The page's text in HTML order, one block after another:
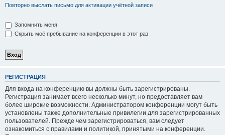
Повторно выслать письмо для активации учётной записи
Запомнить меня
Скрыть моё пребывание на конференции в этот раз
РЕГИСТРАЦИЯ
Для входа на конференцию вы должны быть зарегистрированы.
Регистрация занимает всего несколько минут, но предоставляет вам
более широкие возможности. Администратором конференции могут быть
установлены также дополнительные привилегии для зарегистрированных
пользователей. Прежде чем зарегистрироваться, вам следует
ознакомиться с правилами и политикой, принятыми на конференции.